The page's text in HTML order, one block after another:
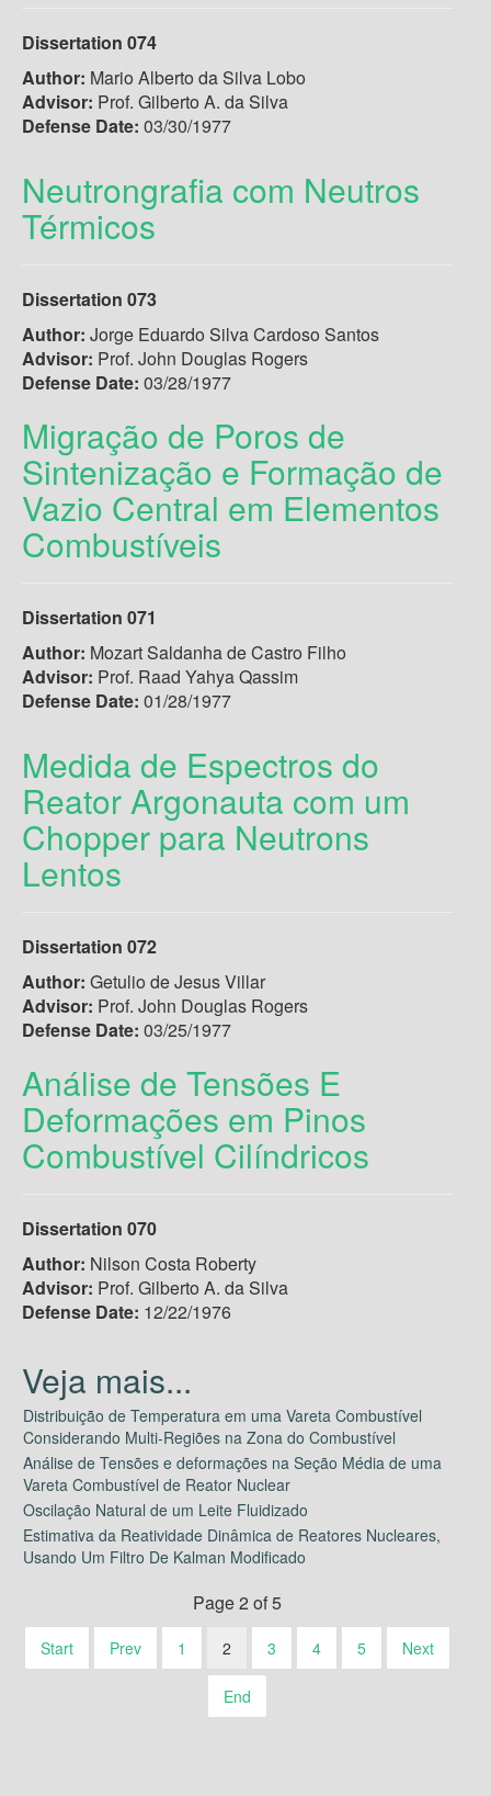
Dissertation 074
Author: Mario Alberto da Silva Lobo
Advisor: Prof. Gilberto A. da Silva
Defense Date: 03/30/1977
Neutrongrafia com Neutros
Térmicos
Dissertation 073
Author: Jorge Eduardo Silva Cardoso Santos
Advisor: Prof. John Douglas Rogers
Defense Date: 03/28/1977
Migração de Poros de
Sintenização e Formação de
Vazio Central em Elementos
Combustíveis
Dissertation 071
Author: Mozart Saldanha de Castro Filho
Advisor: Prof. Raad Yahya Qassim
Defense Date: 01/28/1977
Medida de Espectros do
Reator Argonauta com um
Chopper para Neutrons
Lentos
Dissertation 072
Author: Getulio de Jesus Villar
Advisor: Prof. John Douglas Rogers
Defense Date: 03/25/1977
Análise de Tensões E
Deformações em Pinos
Combustível Cilíndricos
Dissertation 070
Author: Nilson Costa Roberty
Advisor: Prof. Gilberto A. da Silva
Defense Date: 12/22/1976
Distribuição de Temperatura em uma Vareta Combustível
Considerando Multi-Regiões na Zona do Combustível
Análise de Tensões e deformações na Seção Média de uma
Vareta Combustível de Reator Nuclear
Oscilação Natural de um Leite Fluidizado
Estimativa da Reatividade Dinâmica de Reatores Nucleares,
Usando Um Filtro De Kalman Modificado
Page 2 of 5
Start Prev 1 2 3 4 5 Next
End